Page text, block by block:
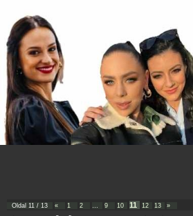
Oldal 11 / 13 « 1 2 … 9 10 11 12 13 »